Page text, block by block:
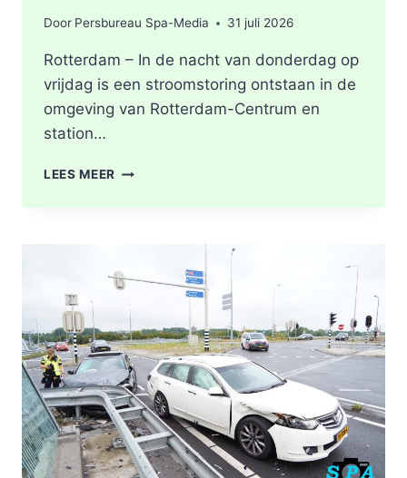
Door Persbureau Spa-Media 31 juli 2026
Rotterdam – In de nacht van donderdag op
vrijdag is een stroomstoring ontstaan in de
omgeving van Rotterdam-Centrum en
station…
LEES MEER STROOMSTORING